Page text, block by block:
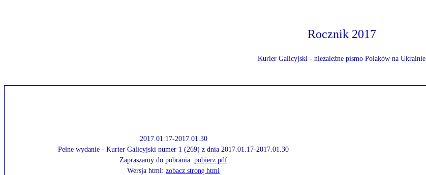
Rocznik 2017
Kurier Galicyjski - niezależne pismo Polaków na Ukrainie
2017.01.17-2017.01.30
Pełne wydanie - Kurier Galicyjski numer 1 (269) z dnia 2017.01.17-2017.01.30
Zapraszamy do pobrania: pobierz pdf
Wersja html: zobacz stronę html